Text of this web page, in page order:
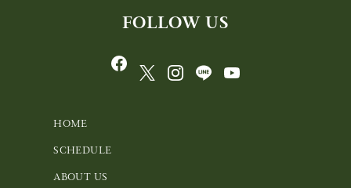
FOLLOW US
HOME
SCHEDULE
ABOUT US